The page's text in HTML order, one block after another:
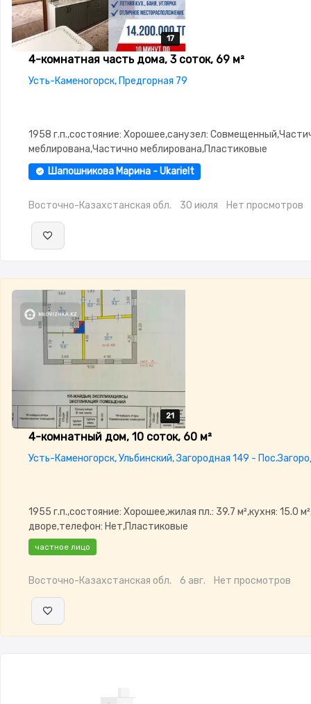
17
17
17
17
17
4-комнатная часть дома, 3 соток, 69 м²
Усть-Каменогорск, Предгорная 79
1958 г.п.,состояние: Хорошее,санузел:
меблирована,Частично меблирована,Пластиковые
окна,Навес,Баня,Сад,Веранда,Хозпостройки
Шапошникова Марина - Ukarielt
Восточно-Казахстанская обл. 30 июля Нет просмотров
21
21
21
21
21
4-комнатный дом, 10 соток, 60 м²
Усть-Каменогорск, Ульбинский, Загородная 149 -
1955 г.п.,состояние: Хорошее,жилая пл.: 39.7 м²,кухня: 15.0
дворе,телефон: Нет,Пластиковые
окна,Навес,Баня,Гараж,Сад,Веранда,Хозпостройки,Летняя
частное лицо
Восточно-Казахстанская обл. 6 авг. Нет просмотров